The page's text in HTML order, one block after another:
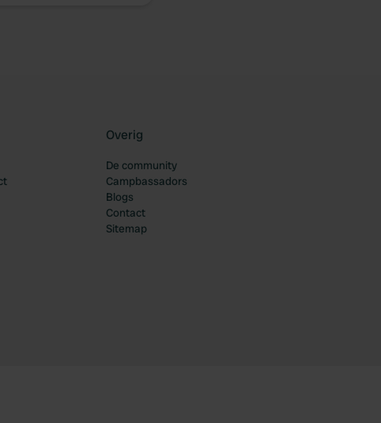
Overig
De community
Campbassadors
Blogs
Contact
Sitemap